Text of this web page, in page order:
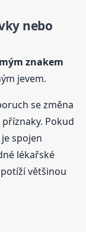
nebo
znakem
jevem.
se změna
Pokud
spojen
lékařské
většinou